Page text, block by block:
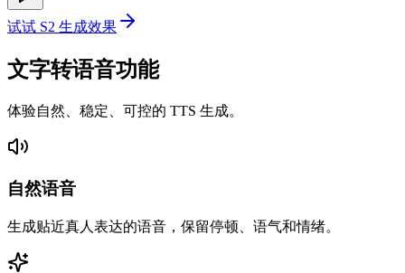
试试 S2 生成效果
文字转语音功能
体验自然、稳定、可控的 TTS 生成。
自然语音
生成贴近真人表达的语音，保留停顿、语气和情绪。